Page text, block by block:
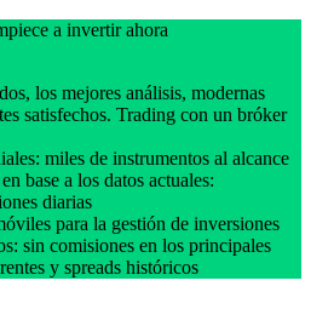
a invertir ahora
los mejores análisis, modernas
satisfechos. Trading con un bróker
miles de instrumentos al alcance
base a los datos actuales:
diarias
para la gestión de inversiones
sin comisiones en los principales
y spreads históricos